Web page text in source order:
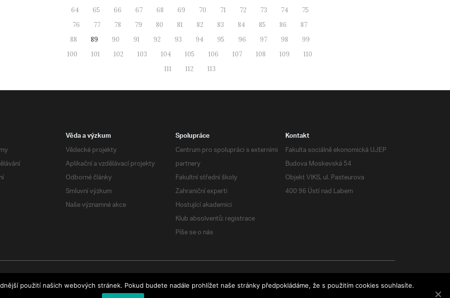
64
65 66 67 68 69 70 71 72 73 74
75
76
77 78 79 80 81 82 83 84 85 86
87
88
89 90 91 92 93 94 95 96 97 98
99
100
101 102 103 104 105 106 107 108 109
110
111
112 113
Věda a výzkum
Vědecké projekty
Aplikační a vzdělávací projekty
Odborné články
Smluvní výzkum
Naše významné akce
Spolupráce
Centrum pro spolupráci s externími
partnery
Fakultní střední školy
Zahraniční experti
Hostující akademici
Klub absolventů: registrace
Píše se o nás
Kontakt
Fakulta sociálně ekonomická UJEP
Budova Moskevská 54
Objekt VIKS, ul. Pasteurova
400 96 Ústí nad Labem
použití našich webových stránek. Pokud budete nadále prohlížet naše stránky předpokládáme, že s použitím cookies souhlasíte.